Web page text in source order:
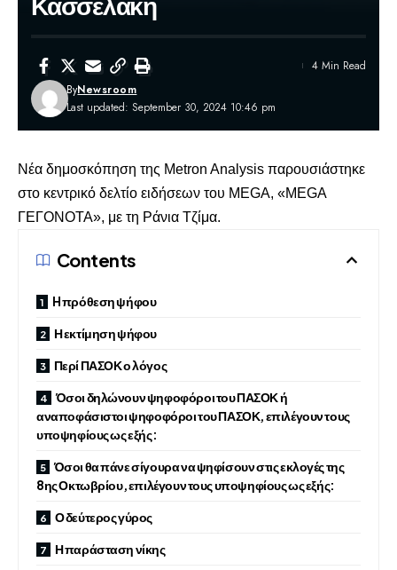
Last updated: September 30, 2024 10:46 pm
ByNewsroom
4 Min Read
Νέα δημοσκόπηση της Metron Analysis παρουσιάστηκε
στο κεντρικό δελτίο ειδήσεων του ΜΕGA, «MEGA
ΓΕΓΟΝΟΤΑ», με τη Ράνια Τζίμα.
Contents
H πρόθεση ψήφου
Η εκτίμηση ψήφου
Περί ΠΑΣΟΚ ο λόγος
Όσοι δηλώνουν ψηφοφόροι του ΠΑΣΟΚ ή
αναποφάσιστοι ψηφοφόροι του ΠΑΣΟΚ, επιλέγουν τους
υποψηφίους ως εξής:
Όσοι θα πάνε σίγουρα να ψηφίσουν στις εκλογές της
8ης Οκτωβρίου, επιλέγουν τους υποψηφίους ως εξής:
Ο δεύτερος γύρος
Η παράσταση νίκης